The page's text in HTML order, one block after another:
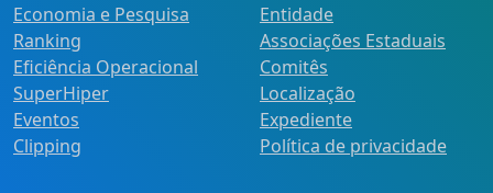
Economia e Pesquisa
Ranking
Eficiência Operacional
SuperHiper
Eventos
Clipping
Entidade
Associações Estaduais
Comitês
Localização
Expediente
Política de privacidade